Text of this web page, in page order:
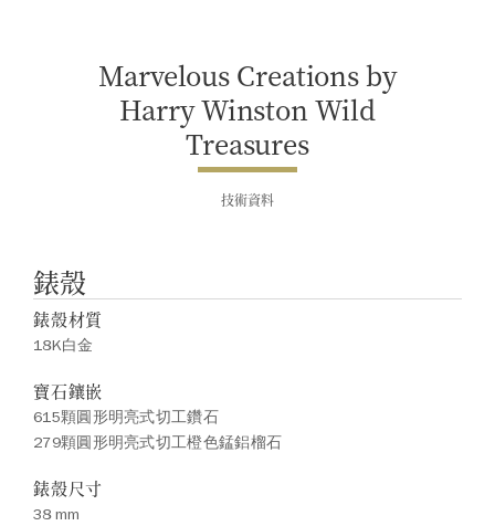
Marvelous Creations by
Harry Winston Wild
Treasures
技術資料
錶殼
錶殼材質
18K白金
寶石鑲嵌
615顆圓形明亮式切工鑽石
279顆圓形明亮式切工橙色錳鋁榴石
錶殼尺寸
38 mm